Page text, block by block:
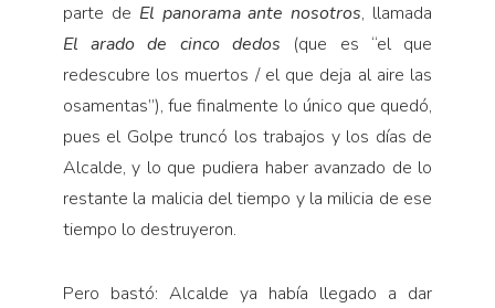
parte de El panorama ante nosotros, llamada
El arado de cinco dedos (que es “el que
redescubre los muertos / el que deja al aire las
osamentas”), fue finalmente lo único que quedó,
pues el Golpe truncó los trabajos y los días de
Alcalde, y lo que pudiera haber avanzado de lo
restante la malicia del tiempo y la milicia de ese
tiempo lo destruyeron.
Pero bastó: Alcalde ya había llegado a dar